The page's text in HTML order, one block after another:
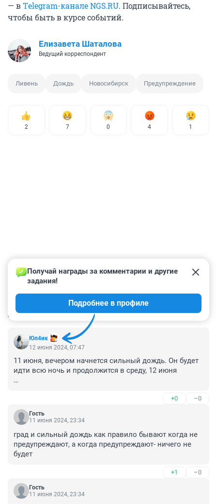
— вТelegram-канале NGS.RU. Подписывайтесь,
чтобы быть в курсе событий.
Елизавета Шаталова
Ведущий корреспондент
Ливень Дождь Новосибирск Предупреждение
2 7 0 4 1
КОММЕНТАРИИ 33
Юл4ик
Получай награды за комментарии и другие
задания!
Подробнее в профиле
12 июня 2024, 07:47
11 июня, вечером начнется сильный дождь. Он будет
идти всю ночь и продолжится в среду, 12 июня
+0 –0
Гость
11 июня 2024, 23:34
град и сильный дождь как правило бывают когда не
предупреждают, а когда предупреждают- ничего не
будет
+1 –0
Гость
11 июня 2024, 23:34